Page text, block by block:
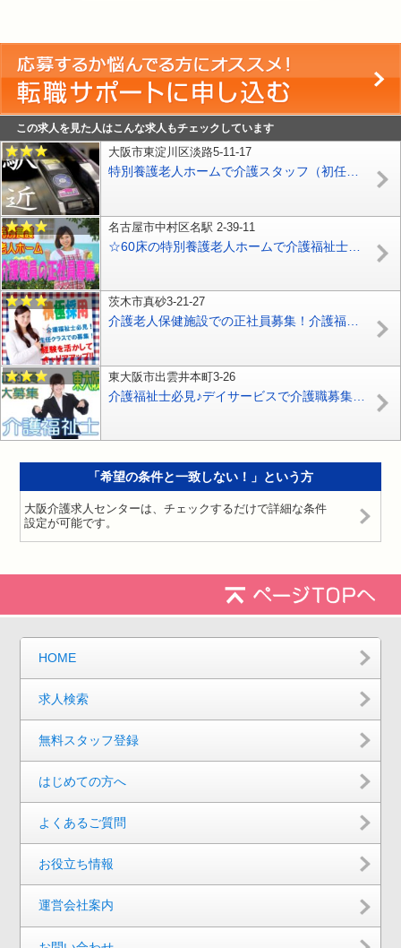
この求人を見た人はこんな求人もチェックしています
大阪市東淀川区淡路5-11-17
特別養護老人ホームで介護スタッフ（初任者研修必須＆未経験OK）大募集☆「淡路駅」から徒歩5分の駅チカ案件♪【東淀川区】【正社員】【ID：1097-ohy-h2-s-s】
名古屋市中村区名駅 2-39-11
茨木市真砂3-21-27
介護老人保健施設での正社員募集！介護福祉士必須♪家庭的な環境の中で働けます♪【茨木市】【正社員】【ID：1118-ib-kf-s-s
東大阪市出雲井本町3-26
「希望の条件と一致しない！」という方
大阪介護求人センターは、チェックするだけで詳細な条件
設定が可能です。
HOME
求人検索
無料スタッフ登録
はじめての方へ
よくあるご質問
お役立ち情報
運営会社案内